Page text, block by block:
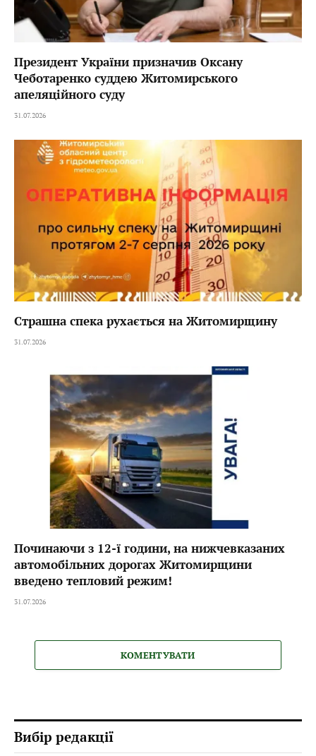
Президент України призначив Оксану
Чеботаренко суддею Житомирського
апеляційного суду
31.07.2026
Страшна спека рухається на Житомирщину
31.07.2026
Починаючи з 12-ї години, на нижчевказаних
автомобільних дорогах Житомирщини
введено тепловий режим!
31.07.2026
КОМЕНТУВАТИ
Вибір редакції